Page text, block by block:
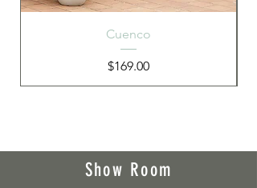
Cuenco
Precio
$169.00
Show Room